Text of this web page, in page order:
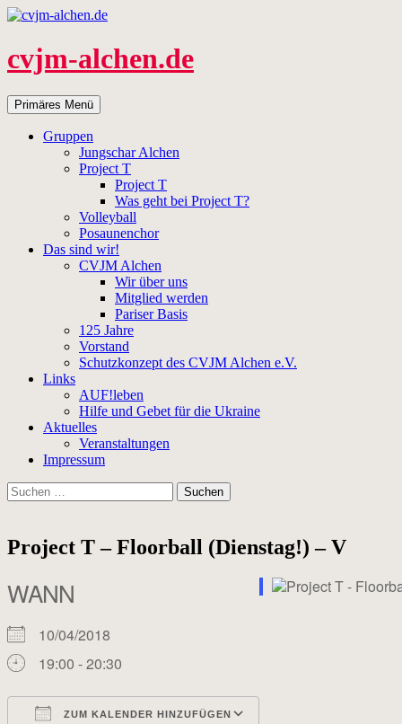
Zum
springen
cvjm-alchen.de
Suchen
Primäres Menü
Gruppen
Jungschar Alchen
Project T
Project T
Was geht bei Project T?
Volleyball
Posaunenchor
Das sind wir!
CVJM Alchen
Wir über uns
Mitglied werden
Pariser Basis
125 Jahre
Vorstand
Schutzkonzept des CVJM Alchen e.V.
Links
AUF!leben
Hilfe und Gebet für die Ukraine
Aktuelles
Veranstaltungen
Impressum
Suchen
nach:
Project T – Floorball (Dienstag!) – V
WANN
10/04/2018
19:00 - 20:30
ZUM KALENDER HINZUFÜGEN